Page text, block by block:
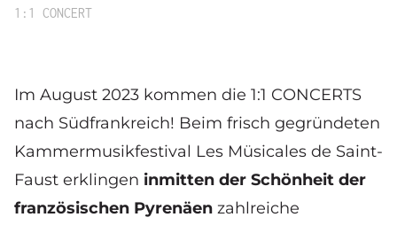
1:1 CONCERT
Im August 2023 kommen die 1:1 CONCERTS
nach Südfrankreich! Beim frisch gegründeten
Kammermusikfestival Les Müsicales de Saint-
Faust erklingen inmitten der Schönheit der
französischen Pyrenäen zahlreiche